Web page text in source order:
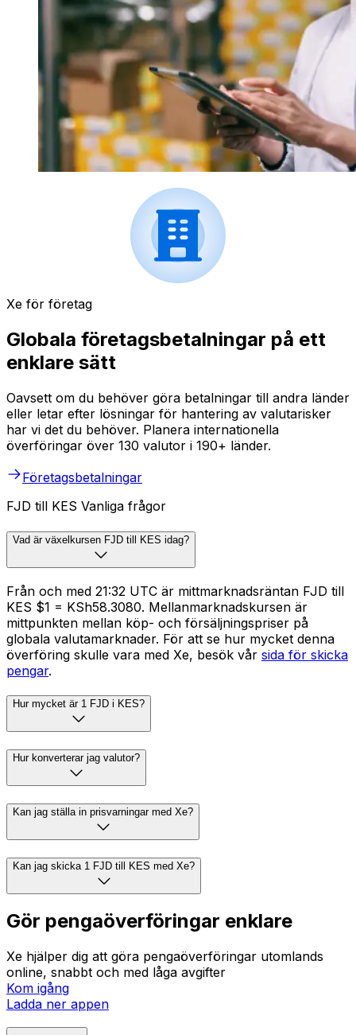
Xe för företag
Globala företagsbetalningar på ett
enklare sätt
Oavsett om du behöver göra betalningar till andra länder
eller letar efter lösningar för hantering av valutarisker
har vi det du behöver. Planera internationella
överföringar över 130 valutor i 190+ länder.
Företagsbetalningar
FJD till KES Vanliga frågor
Vad är växelkursen FJD till KES idag?
Från och med 21:32 UTC är mittmarknadsräntan FJD till
KES $1 = KSh58.3080. Mellanmarknadskursen är
mittpunkten mellan köp- och försäljningspriser på
globala valutamarknader. För att se hur mycket denna
överföring skulle vara med Xe, besök vår sida för skicka
pengar.
Hur mycket är 1 FJD i KES?
Hur konverterar jag valutor?
Kan jag ställa in prisvarningar med Xe?
Kan jag skicka 1 FJD till KES med Xe?
Gör pengaöverföringar enklare
Xe hjälper dig att göra pengaöverföringar utomlands
online, snabbt och med låga avgifter
Kom igång
Ladda ner appen